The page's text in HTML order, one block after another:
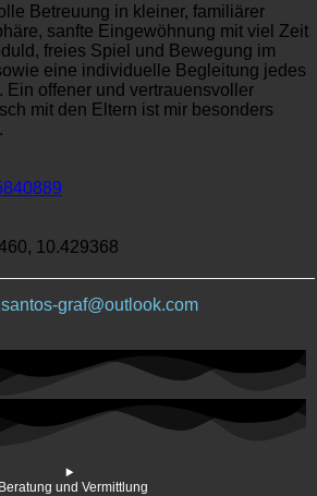
Betreuung in kleiner, familiärer
sanfte Eingewöhnung mit viel Zeit
freies Spiel und Bewegung im
eine individuelle Begleitung jedes
Ein offener und vertrauensvoller
mit den Eltern ist mir besonders
10.429368
graf@outlook.com
Beratung und Vermittlung